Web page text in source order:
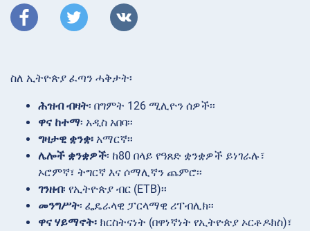
ስለ ኢትዮጵያ ፈጣን ሓቅታት፡
ሕዝብ ብዛት፡ በግምት 126 ሚሊዮን ሰዎች፡፡
ዋና ከተማ፡ አዲስ አበባ፡፡
ግዛታዊ ቋንቋ፡ አማርኛ፡፡
ሌሎች ቋንቋዎች፡ ከ80 በላይ የዓጸድ ቋንቋዎች ይነገራሉ፣
ኦሮምኛ፣ ትግርኛ እና ሶማሊኛን ጨምሮ፡፡
ገንዘብ፡ የኢትዮጵያ ብር (ETB)፡፡
መንግሥት፡ ፌዴራላዊ ፓርላማዊ ሪፐብሊክ፡፡
ዋና ሃይማኖት፡ ክርስትናነት (በዋነኛነት የኢትዮጵያ ኦርቶዶክስ)፣